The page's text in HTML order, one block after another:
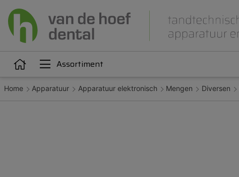
Assortiment
Articulatie Attachments
Home Apparatuur Apparatuur elektronisch Mengen Diversen